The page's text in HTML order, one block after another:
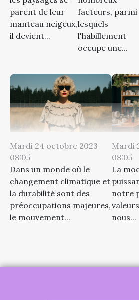
parent de leur
manteau neigeux,
il devient...
facteurs, parmi
lesquels
l'habillement
occupe une...
Mardi 24 octobre 2023
08:05
Dans un monde où le
changement climatique et
la durabilité sont des
préoccupations majeures,
le mouvement...
Mardi
08:05
La
notre
nous...